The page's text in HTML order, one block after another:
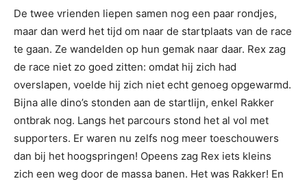
De twee vrienden liepen samen nog een paar rondjes,
maar dan werd het tijd om naar de startplaats van de race
te gaan. Ze wandelden op hun gemak naar daar. Rex zag
de race niet zo goed zitten: omdat hij zich had
overslapen, voelde hij zich niet echt genoeg opgewarmd.
Bijna alle dino’s stonden aan de startlijn, enkel Rakker
ontbrak nog. Langs het parcours stond het al vol met
supporters. Er waren nu zelfs nog meer toeschouwers
dan bij het hoogspringen! Opeens zag Rex iets kleins
zich een weg door de massa banen. Het was Rakker! En